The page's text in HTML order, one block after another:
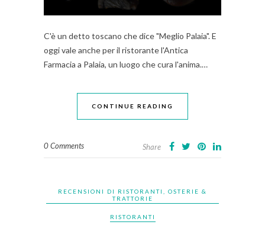
C'è un detto toscano che dice "Meglio Palaia". E
oggi vale anche per il ristorante l'Antica
Farmacia a Palaia, un luogo che cura l'anima.…
CONTINUE READING
0 Comments Share
RECENSIONI DI RISTORANTI, OSTERIE &
TRATTORIE
RISTORANTI